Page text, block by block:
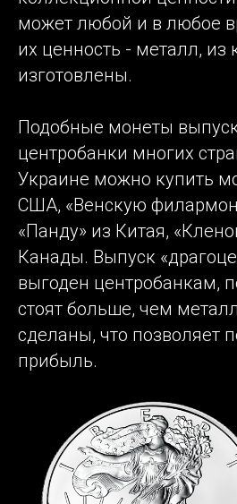
может любой и в любое
их ценность - металл, из
изготовлены.
Подобные монеты
центробанки многих
Украине можно купить
США, «Венскую
«Панду» из Китая,
Канады. Выпуск
выгоден центробанкам,
стоят больше, чем
сделаны, что позволяет
прибыль.